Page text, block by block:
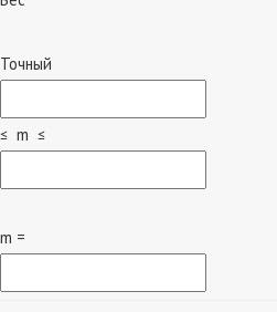
Точный
≤ m ≤
m =